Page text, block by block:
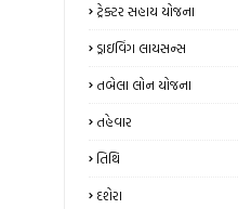
ટ્રેક્ટર સહાય યોજના
ડ્રાઇવિંગ લાયસન્સ
તબેલા લોન યોજના
તહેવાર
તિથિ
દશેરા